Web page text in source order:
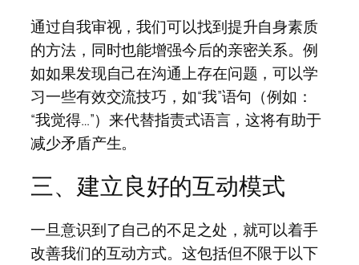
通过自我审视，我们可以找到提升自身素质
的方法，同时也能增强今后的亲密关系。例
如如果发现自己在沟通上存在问题，可以学
习一些有效交流技巧，如“我”语句（例如：
“我觉得…”）来代替指责式语言，这将有助于
减少矛盾产生。
三、建立良好的互动模式
一旦意识到了自己的不足之处，就可以着手
改善我们的互动方式。这包括但不限于以下